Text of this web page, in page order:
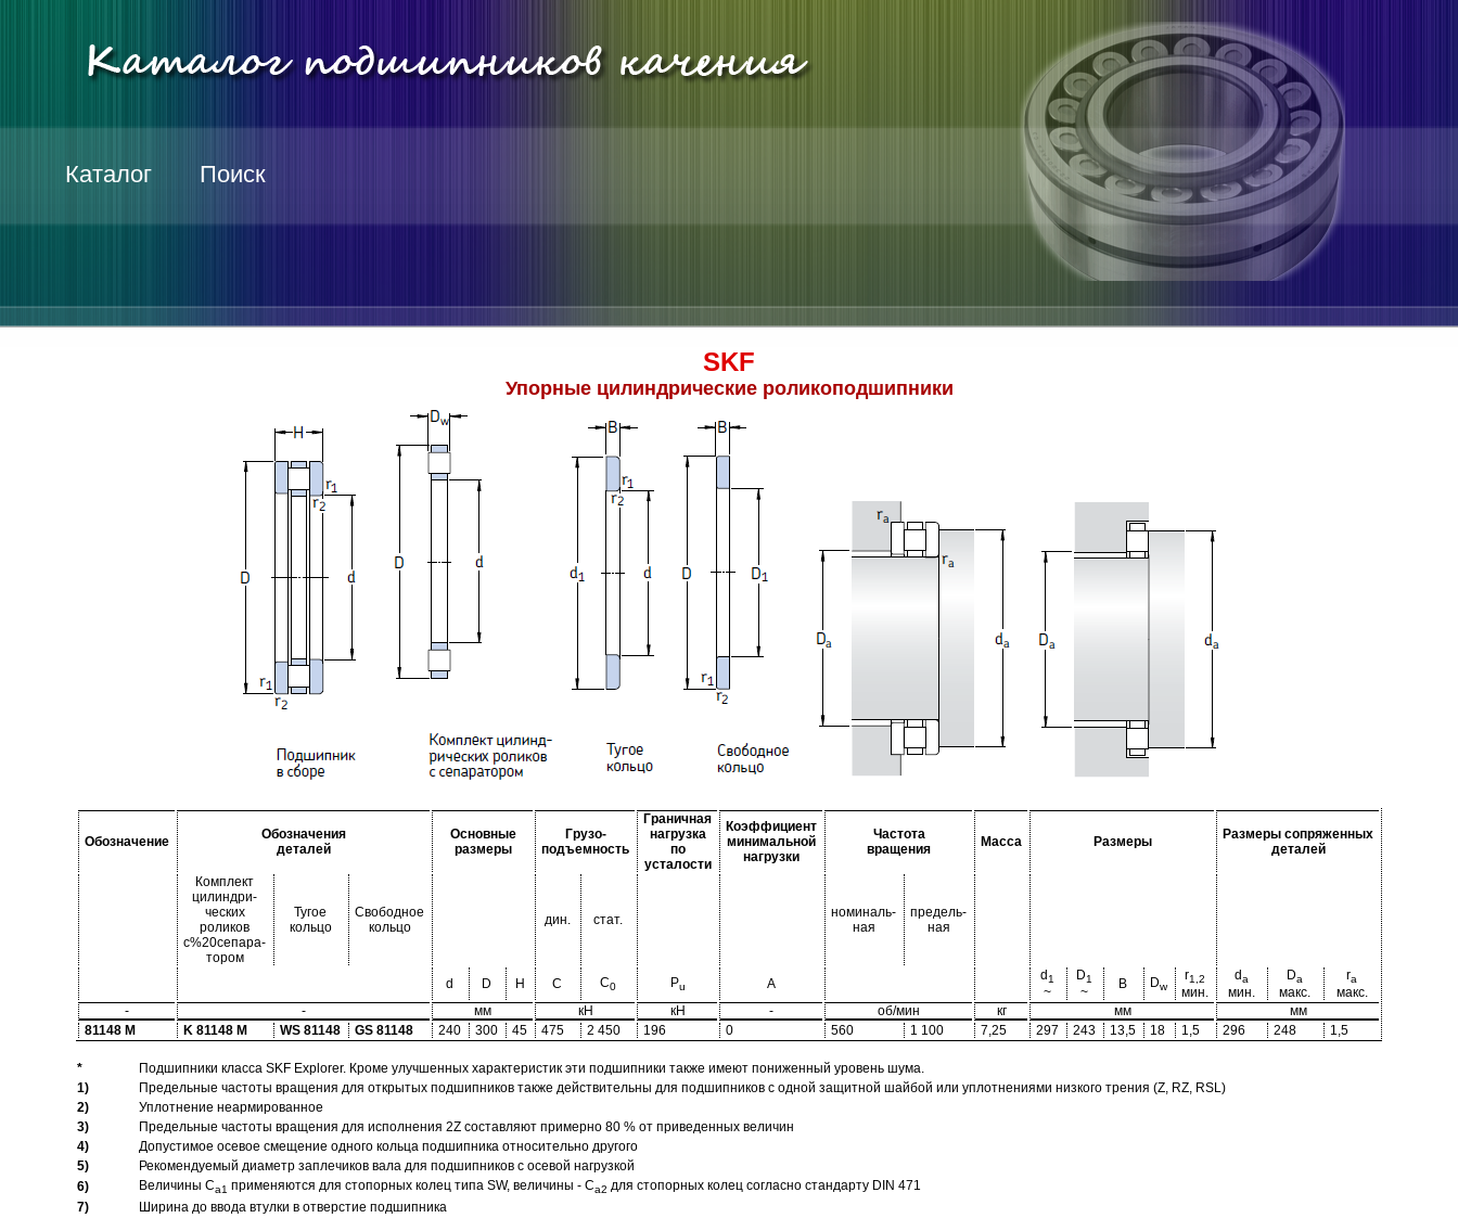
Каталог Поиск
SKF
Упорные цилиндрические роликоподшипники
Обозначение
Обозначения
деталей
Основные
размеры
Грузо-
подъемность
Граничная
нагрузка
по
усталости
Коэффициент
минимальной
нагрузки
Частота
вращения
Масса Размеры
Размеры сопряженных
деталей
Комплект
цилиндри-
ческих
роликов
с%20сепара-
тором
Тугое
кольцо
Свободное
кольцо
дин. стат.
номиналь-
ная
предель-
ная
d D H C C0 Pu A
d1
~
D1
~
B Dw
r1,2
мин.
da
мин.
Da
макс.
ra
макс.
-
- мм кН кН - об/мин кг мм
мм
81148 M
K 81148 M WS 81148 GS 81148 240 300 45 475 2 450 196 0 560 1 100 7,25 297 243 13,5 18 1,5 296 248 1,5
*
Подшипники класса SKF Explorer. Кроме улучшенных характеристик эти подшипники также имеют пониженный уровень шума.
1)
Предельные частоты вращения для открытых подшипников также действительны для подшипников с одной защитной шайбой или уплотнениями низкого трения (Z, RZ, RSL)
2)
Уплотнение неармированное
3)
Предельные частоты вращения для исполнения 2Z составляют примерно 80 % от приведенных величин
4)
Допустимое осевое смещение одного кольца подшипника относительно другого
5)
Рекомендуемый диаметр заплечиков вала для подшипников с осевой нагрузкой
6)
Величины Ca1 применяются для стопорных колец типа SW, величины - Ca2 для стопорных колец согласно стандарту DIN 471
7)
Ширина до ввода втулки в отверстие подшипника